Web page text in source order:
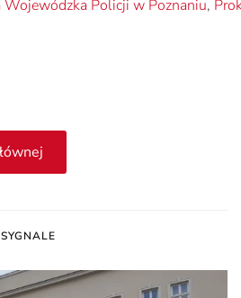
Wojewódzka Policji w Poznaniu,